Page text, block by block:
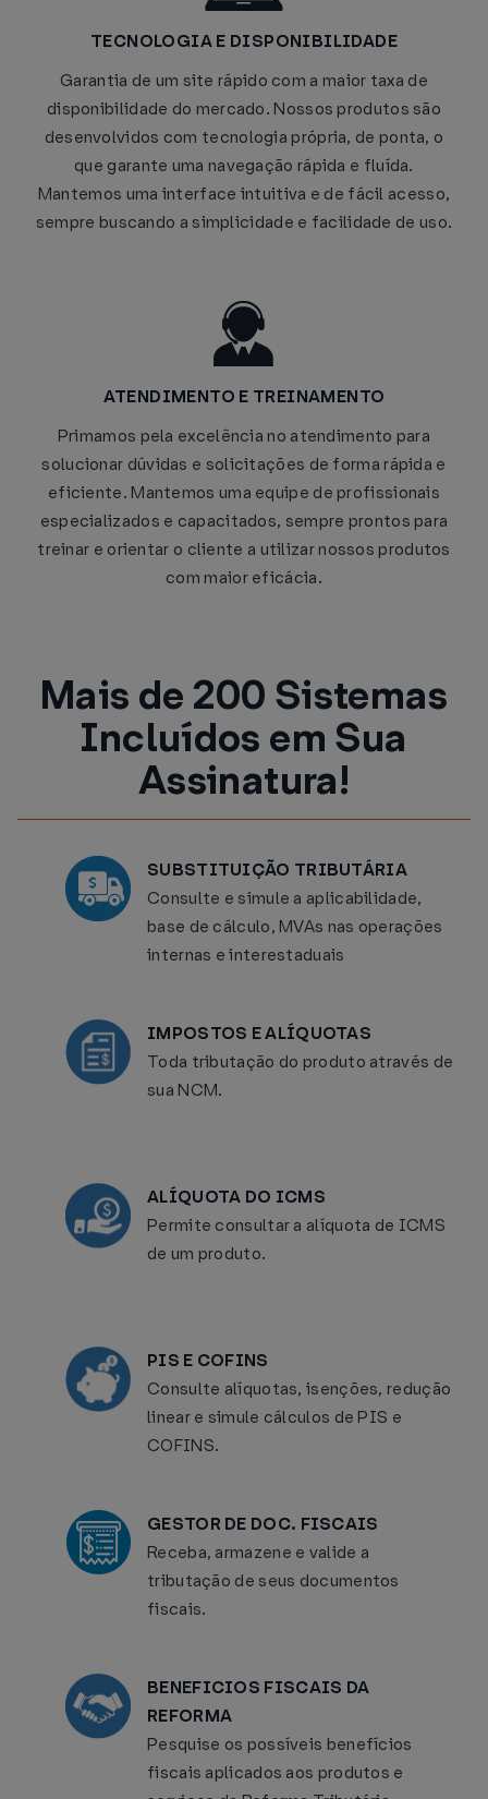
TECNOLOGIA E DISPONIBILIDADE
Garantia de um site rápido com a maior taxa de
disponibilidade do mercado. Nossos produtos são
desenvolvidos com tecnologia própria, de ponta, o
que garante uma navegação rápida e fluída.
Mantemos uma interface intuitiva e de fácil acesso,
sempre buscando a simplicidade e facilidade de uso.
ATENDIMENTO E TREINAMENTO
Primamos pela excelência no atendimento para
solucionar dúvidas e solicitações de forma rápida e
eficiente. Mantemos uma equipe de profissionais
especializados e capacitados, sempre prontos para
treinar e orientar o cliente a utilizar nossos produtos
com maior eficácia.
Mais de 200 Sistemas
Incluídos em Sua
Assinatura!
SUBSTITUIÇÃO TRIBUTÁRIA
Consulte e simule a aplicabilidade,
base de cálculo, MVAs nas operações
internas e interestaduais
IMPOSTOS E ALÍQUOTAS
Toda tributação do produto através de
sua NCM.
ALÍQUOTA DO ICMS
Permite consultar a alíquota de ICMS
de um produto.
PIS E COFINS
Consulte alíquotas, isenções, redução
linear e simule cálculos de PIS e
COFINS.
GESTOR DE DOC. FISCAIS
Receba, armazene e valide a
tributação de seus documentos
fiscais.
BENEFICIOS FISCAIS DA
REFORMA
Pesquise os possíveis benefícios
fiscais aplicados aos produtos e